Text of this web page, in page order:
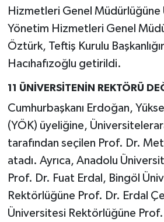
Hizmetleri Genel Müdürlüğüne
Yönetim Hizmetleri Genel
Öztürk, Teftiş Kurulu
Hacıhafızoğlu getirildi.
11 ÜNİVERSİTENİN REKTÖRÜ
Cumhurbaşkanı Erdoğan,
(YÖK) üyeliğine,
tarafından seçilen Prof. Dr.
atadı. Ayrıca, Anadolu
Prof. Dr. Fuat Erdal, Bingöl
Rektörlüğüne Prof. Dr. Erdal
Üniversitesi Rektörlüğüne